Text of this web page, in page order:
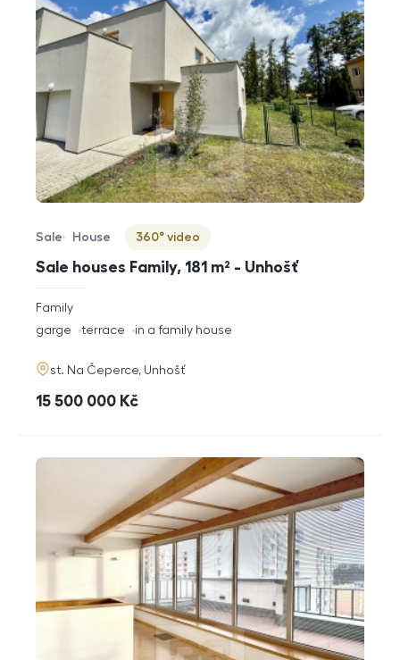
Sale houses Family, 181 m² - Unhošť
Offer type
Sale
Property type
House
Virtuální prohlídka
360° video
rozměry
disposition
Family
funkce
garge terrace in a family house
adresa
st. Na Čeperce, Unhošť
cena
15 500 000 Kč